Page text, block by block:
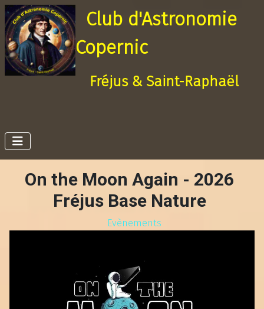
Club d'Astronomie
Copernic
Fréjus & Saint-Raphaël
On the Moon Again - 2026
Fréjus Base Nature
Evènements